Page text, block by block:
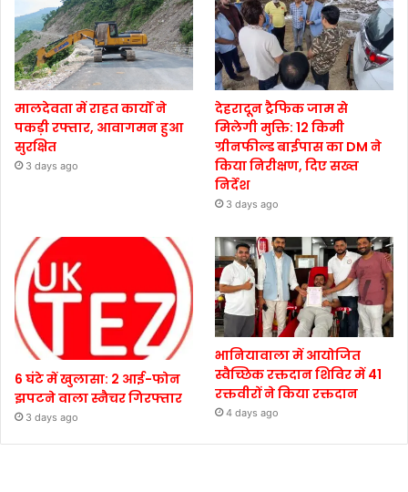
मालदेवता में राहत कार्यों ने
पकड़ी रफ्तार, आवागमन हुआ
सुरक्षित
3 days ago
देहरादून ट्रैफिक जाम से
मिलेगी मुक्ति: 12 किमी
ग्रीनफील्ड बाईपास का DM ने
किया निरीक्षण, दिए सख्त
निर्देश
3 days ago
6 घंटे में खुलासा: 2 आई-फोन
झपटने वाला स्नैचर गिरफ्तार
3 days ago
भानियावाला में आयोजित
स्वैच्छिक रक्तदान शिविर में 41
रक्तवीरों ने किया रक्तदान
4 days ago